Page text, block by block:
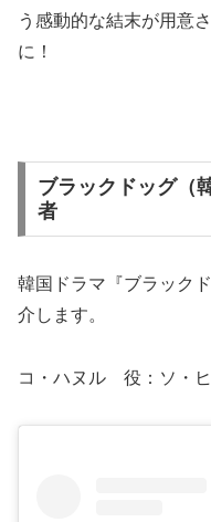
う感動的な結末が用意
に！
ブラックドッグ（
者
韓国ドラマ『ブラック
介します。
コ・ハヌル 役：ソ・